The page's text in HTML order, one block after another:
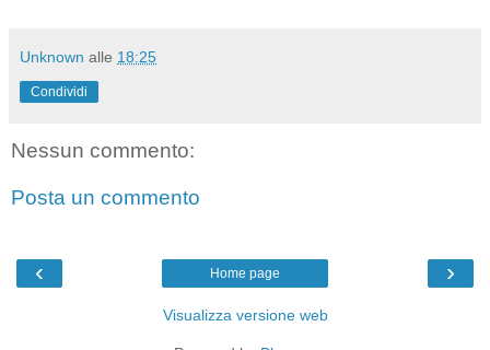
Unknown alle 18:25
Condividi
Nessun commento:
Posta un commento
‹ ›
Home page
Visualizza versione web